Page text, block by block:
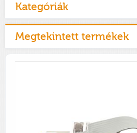
Kategóriák
Megtekintett termékek